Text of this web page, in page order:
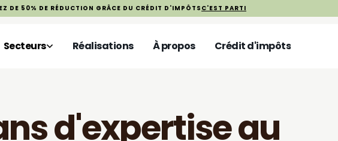
DE 50% DE RÉDUCTION GRÂCE DU CRÉDIT D'IMPÔTS C'EST PARTI
Secteurs Réalisations À propos Crédit d'impôts
d'expertise au